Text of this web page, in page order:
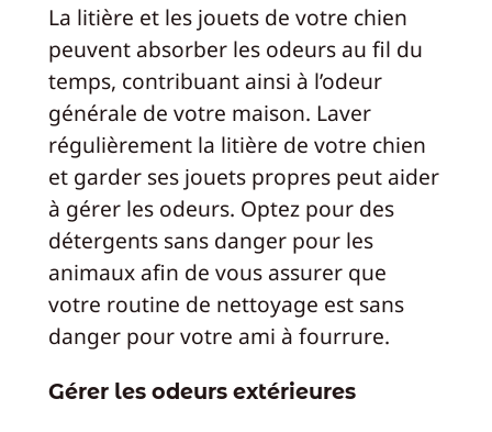
La litière et les jouets de votre chien
peuvent absorber les odeurs au fil du
temps, contribuant ainsi à l’odeur
générale de votre maison. Laver
régulièrement la litière de votre chien
et garder ses jouets propres peut aider
à gérer les odeurs. Optez pour des
détergents sans danger pour les
animaux afin de vous assurer que
votre routine de nettoyage est sans
danger pour votre ami à fourrure.
Gérer les odeurs extérieures